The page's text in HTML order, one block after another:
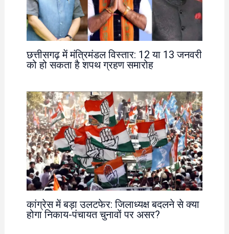
छत्तीसगढ़ में मंत्रिमंडल विस्तार: 12 या 13 जनवरी
को हो सकता है शपथ ग्रहण समारोह
कांग्रेस में बड़ा उलटफेर: जिलाध्यक्ष बदलने से क्या
होगा निकाय-पंचायत चुनावों पर असर?